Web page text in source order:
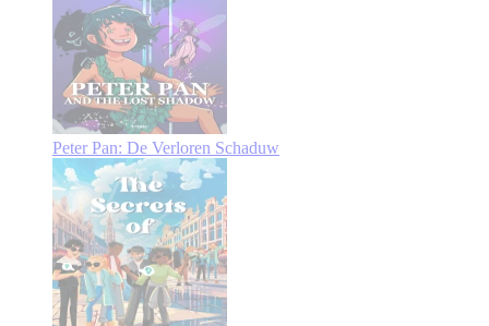
Peter Pan: De Verloren Schaduw